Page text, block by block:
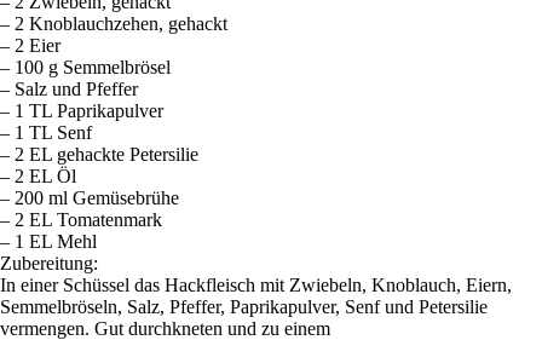
– 2 Knoblauchzehen, gehackt
– 2 Eier
– 100 g Semmelbrösel
– Salz und Pfeffer
– 1 TL Paprikapulver
– 1 TL Senf
– 2 EL gehackte Petersilie
– 2 EL Öl
– 200 ml Gemüsebrühe
– 2 EL Tomatenmark
– 1 EL Mehl
Zubereitung:
In einer Schüssel das Hackfleisch mit Zwiebeln, Knoblauch, Eiern,
Semmelbröseln, Salz, Pfeffer, Paprikapulver, Senf und Petersilie
vermengen. Gut durchkneten und zu einem